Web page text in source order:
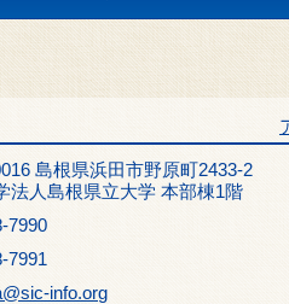
島根県浜田市野原町2433-2
法人島根県立大学 本部棟1階
7990
7991
info.org